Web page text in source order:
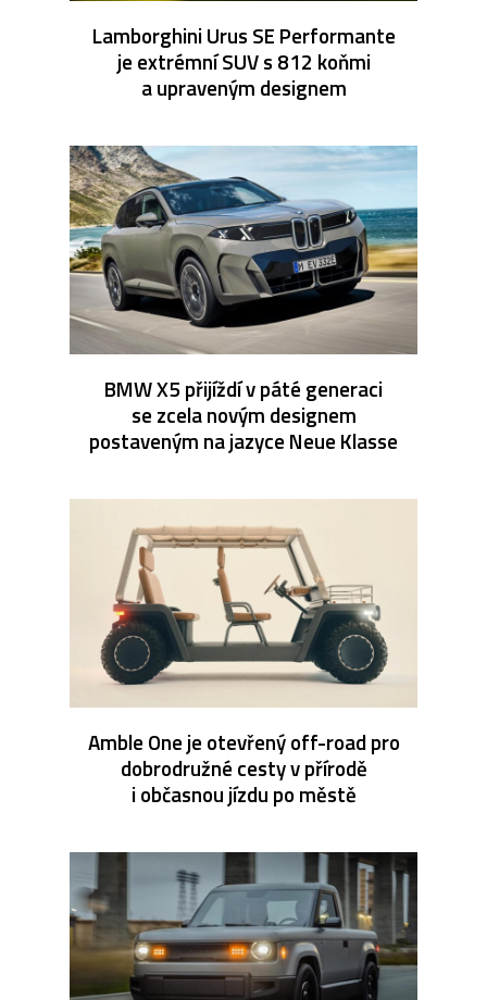
Lamborghini Urus SE Performante
je extrémní SUV s 812 koňmi
a upraveným designem
BMW X5 přijíždí v páté generaci
se zcela novým designem
postaveným na jazyce Neue Klasse
Amble One je otevřený off-road pro
dobrodružné cesty v přírodě
i občasnou jízdu po městě